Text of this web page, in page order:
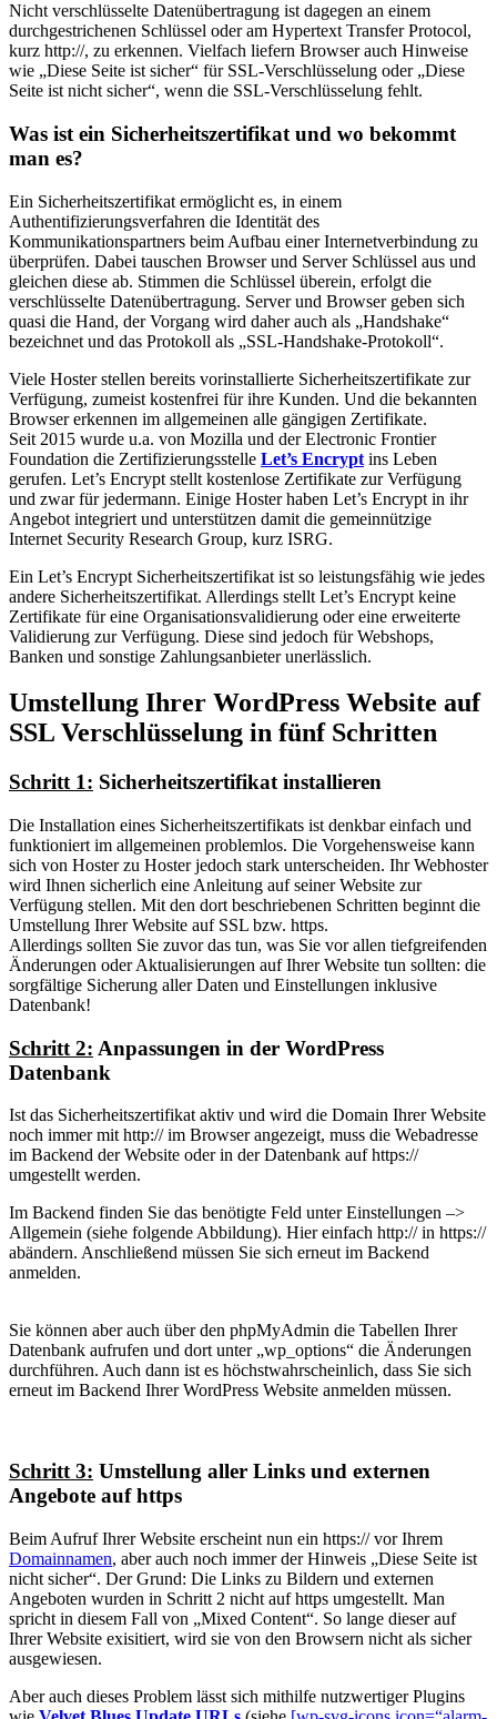
Nicht verschlüsselte Datenübertragung ist dagegen an einem
durchgestrichenen Schlüssel oder am Hypertext Transfer Protocol,
kurz http://, zu erkennen. Vielfach liefern Browser auch Hinweise
wie „Diese Seite ist sicher“ für SSL-Verschlüsselung oder „Diese
Seite ist nicht sicher“, wenn die SSL-Verschlüsselung fehlt.
Was ist ein Sicherheitszertifikat und wo bekommt
man es?
Ein Sicherheitszertifikat ermöglicht es, in einem
Authentifizierungsverfahren die Identität des
Kommunikationspartners beim Aufbau einer Internetverbindung zu
überprüfen. Dabei tauschen Browser und Server Schlüssel aus und
gleichen diese ab. Stimmen die Schlüssel überein, erfolgt die
verschlüsselte Datenübertragung. Server und Browser geben sich
quasi die Hand, der Vorgang wird daher auch als „Handshake“
bezeichnet und das Protokoll als „SSL-Handshake-Protokoll“.
Viele Hoster stellen bereits vorinstallierte Sicherheitszertifikate zur
Verfügung, zumeist kostenfrei für ihre Kunden. Und die bekannten
Browser erkennen im allgemeinen alle gängigen Zertifikate.
Seit 2015 wurde u.a. von Mozilla und der Electronic Frontier
Foundation die Zertifizierungsstelle Let’s Encrypt ins Leben
gerufen. Let’s Encrypt stellt kostenlose Zertifikate zur Verfügung
und zwar für jedermann. Einige Hoster haben Let’s Encrypt in ihr
Angebot integriert und unterstützen damit die gemeinnützige
Internet Security Research Group, kurz ISRG.
Ein Let’s Encrypt Sicherheitszertifikat ist so leistungsfähig wie jedes
andere Sicherheitszertifikat. Allerdings stellt Let’s Encrypt keine
Zertifikate für eine Organisationsvalidierung oder eine erweiterte
Validierung zur Verfügung. Diese sind jedoch für Webshops,
Banken und sonstige Zahlungsanbieter unerlässlich.
Umstellung Ihrer WordPress Website auf
SSL Verschlüsselung in fünf Schritten
Schritt 1: Sicherheitszertifikat installieren
Die Installation eines Sicherheitszertifikats ist denkbar einfach und
funktioniert im allgemeinen problemlos. Die Vorgehensweise kann
sich von Hoster zu Hoster jedoch stark unterscheiden. Ihr Webhoster
wird Ihnen sicherlich eine Anleitung auf seiner Website zur
Verfügung stellen. Mit den dort beschriebenen Schritten beginnt die
Umstellung Ihrer Website auf SSL bzw. https.
Allerdings sollten Sie zuvor das tun, was Sie vor allen tiefgreifenden
Änderungen oder Aktualisierungen auf Ihrer Website tun sollten: die
sorgfältige Sicherung aller Daten und Einstellungen inklusive
Datenbank!
Schritt 2: Anpassungen in der WordPress
Datenbank
Ist das Sicherheitszertifikat aktiv und wird die Domain Ihrer Website
noch immer mit http:// im Browser angezeigt, muss die Webadresse
im Backend der Website oder in der Datenbank auf https://
umgestellt werden.
Im Backend finden Sie das benötigte Feld unter Einstellungen –>
Allgemein (siehe folgende Abbildung). Hier einfach http:// in https://
abändern. Anschließend müssen Sie sich erneut im Backend
anmelden.
Sie können aber auch über den phpMyAdmin die Tabellen Ihrer
Datenbank aufrufen und dort unter „wp_options“ die Änderungen
durchführen. Auch dann ist es höchstwahrscheinlich, dass Sie sich
erneut im Backend Ihrer WordPress Website anmelden müssen.
Schritt 3: Umstellung aller Links und externen
Angebote auf https
Beim Aufruf Ihrer Website erscheint nun ein https:// vor Ihrem
Domainnamen, aber auch noch immer der Hinweis „Diese Seite ist
nicht sicher“. Der Grund: Die Links zu Bildern und externen
Angeboten wurden in Schritt 2 nicht auf https umgestellt. Man
spricht in diesem Fall von „Mixed Content“. So lange dieser auf
Ihrer Website exisitiert, wird sie von den Browsern nicht als sicher
ausgewiesen.
Aber auch dieses Problem lässt sich mithilfe nutzwertiger Plugins